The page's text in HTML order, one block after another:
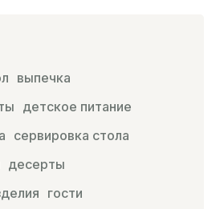
выпечка
детское питание
сервировка стола
десерты
гости